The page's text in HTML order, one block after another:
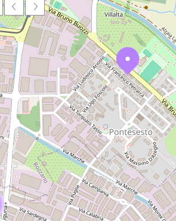
Loading Maps